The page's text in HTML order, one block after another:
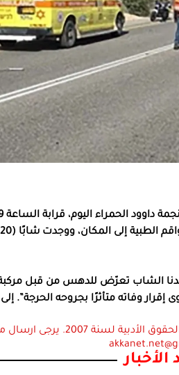
الشاب تعرّض للدهس من قبل
إقرار وفاته متأثرًا بجروحه الحرجة”.
استعمال المضامين بموجب بند 27 أ لقانون الحقوق
الأخبار